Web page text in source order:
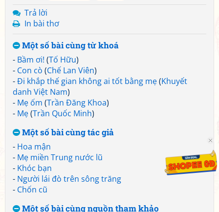
Trả lời
In bài thơ
Một số bài cùng từ khoá
- Bầm ơi! (Tố Hữu)
- Con cò (Chế Lan Viên)
-Đi khắp thế gian không ai tốt bằng mẹ(Khuyết
danh Việt Nam)
- Mẹ ốm (Trần Đăng Khoa)
- Mẹ(Trần Quốc Minh)
Một số bài cùng tác giả
- Hoa mận
- Mẹ miền Trung nước lũ
- Khóc bạn
- Người lái đò trên sông trăng
- Chốn cũ
Một số bài cùng nguồn tham khảo